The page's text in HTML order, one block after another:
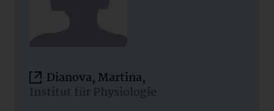
Dianova, Martina,
Institut für Physiologie